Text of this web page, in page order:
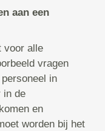
aan een
voor alle
vragen
in
in de
en
worden bij het